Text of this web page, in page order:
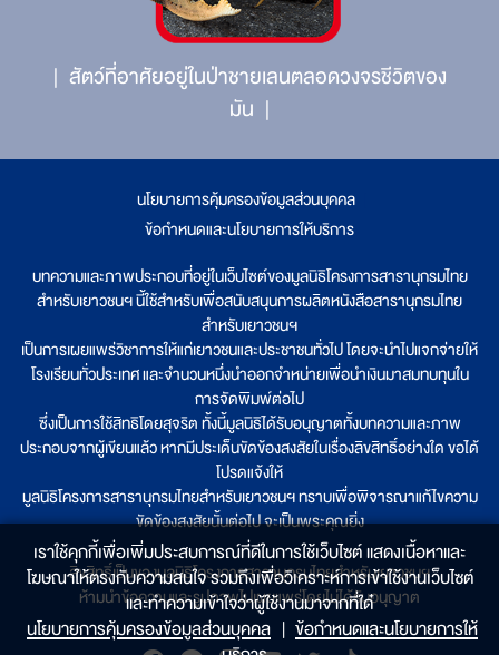
สัตว์ที่อาศัยอยู่ในป่าชายเลนตลอดวงจรชีวิตของ
มัน
นโยบายการคุ้มครองข้อมูลส่วนบุคคล
ข้อกำหนดและนโยบายการให้บริการ
บทความและภาพประกอบที่อยู่ในเว็บไซต์ของมูลนิธิโครงการสารานุกรมไทย
สำหรับเยาวชนฯ นี้ใช้สำหรับเพื่อสนับสนุนการผลิตหนังสือสารานุกรมไทย
สำหรับเยาวชนฯ
เป็นการเผยแพร่วิชาการให้แก่เยาวชนและประชาชนทั่วไป โดยจะนำไปแจกจ่ายให้
โรงเรียนทั่วประเทศ และจำนวนหนึ่งนำออกจำหน่ายเพื่อนำเงินมาสมทบทุนใน
การจัดพิมพ์ต่อไป
ซึ่งเป็นการใช้สิทธิโดยสุจริต ทั้งนี้มูลนิธิได้รับอนุญาตทั้งบทความและภาพ
ประกอบจากผู้เขียนแล้ว หากมีประเด็นขัดข้องสงสัยในเรื่องลิขสิทธิ์อย่างใด ขอได้
โปรดแจ้งให้
มูลนิธิโครงการสารานุกรมไทยสำหรับเยาวชนฯ ทราบเพื่อพิจารณาแก้ไขความ
ขัดข้องสงสัยนั้นต่อไป จะเป็นพระคุณยิ่ง
ลิขสิทธิ์เป็นของมูลนิธิโครงการสารานุกรมไทยสำหรับเยาวชนฯ
ห้ามนำข้อความและรูปภาพไปเผยแพร่โดยไม่ได้รับอนุญาต
เราใช้คุกกี้เพื่อเพิ่มประสบการณ์ที่ดีในการใช้เว็บไซต์ แสดงเนื้อหาและ
โฆษณาให้ตรงกับความสนใจ รวมถึงเพื่อวิเคราะห์การเข้าใช้งานเว็บไซต์
และทำความเข้าใจว่าผู้ใช้งานมาจากที่ใด๋
นโยบายการคุ้มครองข้อมูลส่วนบุคคล | ข้อกำหนดและนโยบายการให้